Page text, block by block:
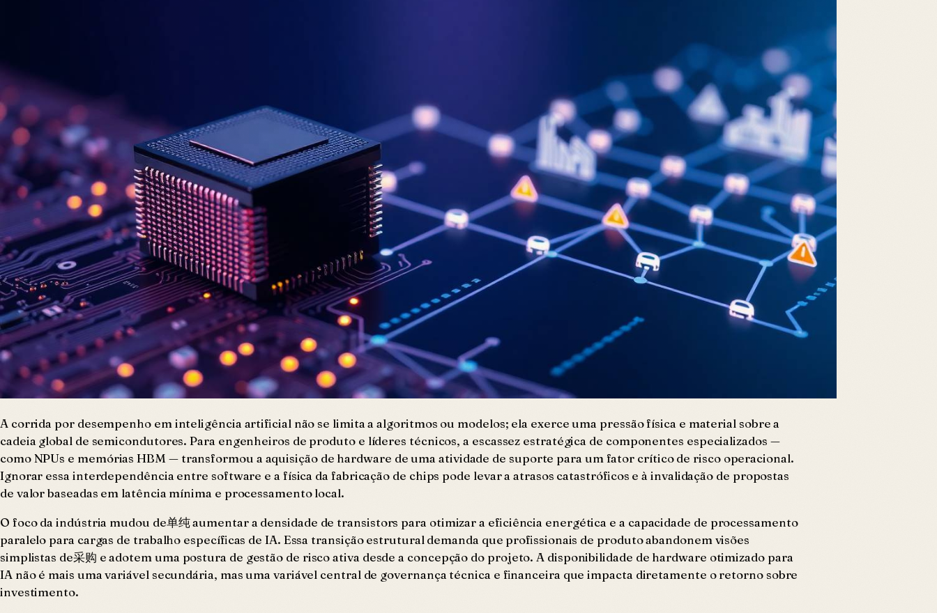
A corrida por desempenho em inteligência artificial não se limita a algoritmos ou modelos; ela exerce uma pressão física e material sobre a
cadeia global de semicondutores. Para engenheiros de produto e líderes técnicos, a escassez estratégica de componentes especializados —
como NPUs e memórias HBM — transformou a aquisição de hardware de uma atividade de suporte para um fator crítico de risco operacional.
Ignorar essa interdependência entre software e a física da fabricação de chips pode levar a atrasos catastróficos e à invalidação de propostas
de valor baseadas em latência mínima e processamento local.
O foco da indústria mudou de单纯 aumentar a densidade de transistors para otimizar a eficiência energética e a capacidade de processamento
paralelo para cargas de trabalho específicas de IA. Essa transição estrutural demanda que profissionais de produto abandonem visões
simplistas de采购 e adotem uma postura de gestão de risco ativa desde a concepção do projeto. A disponibilidade de hardware otimizado para
IA não é mais uma variável secundária, mas uma variável central de governança técnica e financeira que impacta diretamente o retorno sobre
investimento.